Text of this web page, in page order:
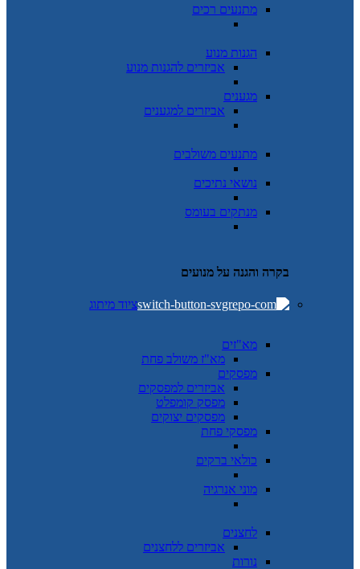
מתנעים רכים
הגנות מנוע
אביזרים להגנות מנוע
מגענים
אביזרים למגענים
מתנעים משולבים
נושאי נתיכים
מנתקים בעומס
בקרה והגנה על מנועים
ציוד מיתוג
מא"זים
מא"ז משולב פחת
מפסקים
אביזרים למפסקים
מפסק קומפלט
מפסקים יצוקים
מפסקי פחת
כולאי ברקים
מוני אנרגיה
לחצנים
אביזרים ללחצנים
נורות